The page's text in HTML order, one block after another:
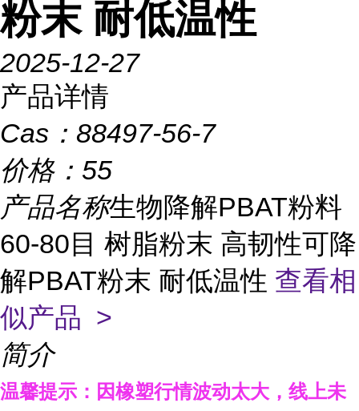
粉末 耐低温性
2025-12-27
产品详情
Cas： 88497-56-7
价格： 55
产品名称生物降解PBAT粉料
60-80目 树脂粉末 高韧性可降
解PBAT粉末 耐低温性 查看相
似产品 >
简介
温馨提示：因橡塑行情波动太大，线上未